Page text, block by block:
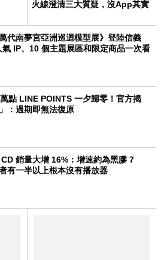
火線澄清三大質疑，沒App其實
代南夢宮亞洲巡迴模型展》登陸信義
氣 IP、10 個主題展區和限定商品一次看
點 LINE POINTS 一夕歸零！官方揭
：過期即無法復原
銷量大增 16%：增速約為黑膠 7
有一半以上根本沒有播放器